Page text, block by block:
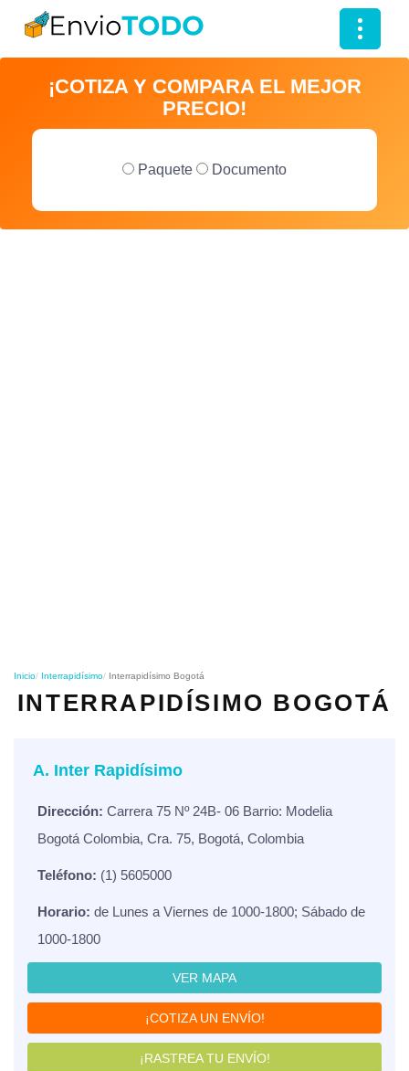
T
o
g
¡COTIZA Y COMPARA EL MEJOR
PRECIO!
Paquete Documento
Inicio Interrapidísimo Interrapidísimo Bogotá
INTERRAPIDÍSIMO BOGOTÁ
A. Inter Rapidísimo
Dirección: Carrera 75 Nº 24B- 06 Barrio: Modelia
Bogotá Colombia, Cra. 75, Bogotá, Colombia
Teléfono: (1) 5605000
Horario: de Lunes a Viernes de 1000-1800; Sábado de
1000-1800
VER MAPA
¡COTIZA UN ENVÍO!
¡RASTREA TU ENVÍO!